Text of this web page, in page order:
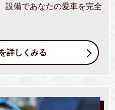
設備であなたの愛車を完全
詳しくみる